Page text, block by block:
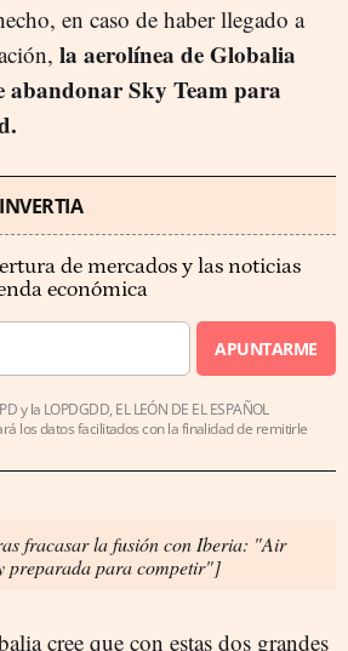
en caso de haber llegado a
la aerolínea de Globalia
abandonar Sky Team para
de mercados y las noticias
económica
APUNTARME
y la LOPDGDD, EL LEÓN DE EL ESPAÑOL
los datos facilitados con la finalidad de remitirle
fracasar la fusión con Iberia: "Air
preparada para competir"]
cree que con estas dos grandes